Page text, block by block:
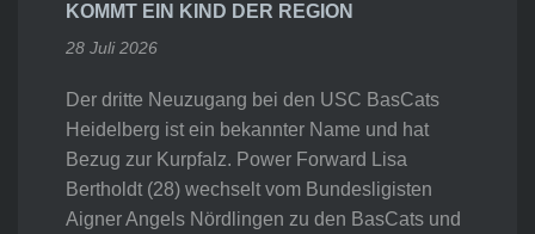
KOMMT EIN KIND DER REGION
28 Juli 2026
Der dritte Neuzugang bei den USC BasCats
Heidelberg ist ein bekannter Name und hat
Bezug zur Kurpfalz. Power Forward Lisa
Bertholdt (28) wechselt vom Bundesligisten
Aigner Angels Nördlingen zu den BasCats und